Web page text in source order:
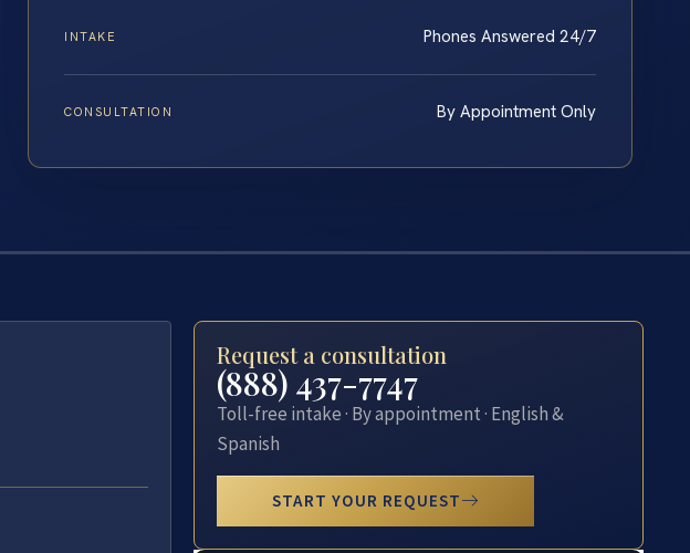
INTAKE Phones Answered 24/7
CONSULTATION By Appointment Only
Request a consultation
(888) 437-7747
Toll-free intake · By appointment · English &
Spanish
START YOUR REQUEST